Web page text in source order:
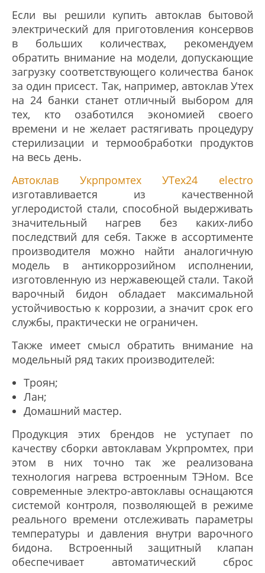
Если вы решили купить автоклав бытовой
электрический для приготовления консервов
в больших количествах, рекомендуем
обратить внимание на модели, допускающие
загрузку соответствующего количества банок
за один присест. Так, например, автоклав Утех
на 24 банки станет отличный выбором для
тех, кто озаботился экономией своего
времени и не желает растягивать процедуру
стерилизации и термообработки продуктов
на весь день.
Автоклав Укрпромтех УТех24 electro
изготавливается из качественной
углеродистой стали, способной выдерживать
значительный нагрев без каких-либо
последствий для себя. Также в ассортименте
производителя можно найти аналогичную
модель в антикоррозийном исполнении,
изготовленную из нержавеющей стали. Такой
варочный бидон обладает максимальной
устойчивостью к коррозии, а значит срок его
службы, практически не ограничен.
Также имеет смысл обратить внимание на
модельный ряд таких производителей:
Троян;
Лан;
Домашний мастер.
Продукция этих брендов не уступает по
качеству сборки автоклавам Укрпромтех, при
этом в них точно так же реализована
технология нагрева встроенным ТЭНом. Все
современные электро-автоклавы оснащаются
системой контроля, позволяющей в режиме
реального времени отслеживать параметры
температуры и давления внутри варочного
бидона. Встроенный защитный клапан
обеспечивает автоматический сброс